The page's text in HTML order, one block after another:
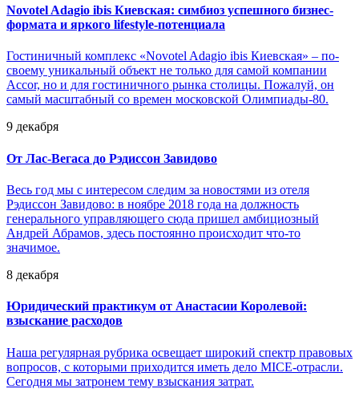
Novotel Adagio ibis Киевская: симбиоз успешного бизнес-
формата и яркого lifestyle-потенциала
Гостиничный комплекс «Novotel Adagio ibis Киевская» – по-
своему уникальный объект не только для самой компании
Accor, но и для гостиничного рынка столицы. Пожалуй, он
самый масштабный со времен московской Олимпиады-80.
9 декабря
От Лас-Вегаса до Рэдиссон Завидово
Весь год мы с интересом следим за новостями из отеля
Рэдиссон Завидово: в ноябре 2018 года на должность
генерального управляющего сюда пришел амбициозный
Андрей Абрамов, здесь постоянно происходит что-то
значимое.
8 декабря
Юридический практикум от Анастасии Королевой:
взыскание расходов
Наша регулярная рубрика освещает широкий спектр правовых
вопросов, с которыми приходится иметь дело MICE-отрасли.
Сегодня мы затронем тему взыскания затрат.